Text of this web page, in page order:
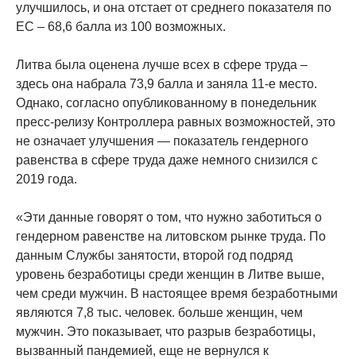
улучшилось, и она отстает от среднего показателя по
ЕС – 68,6 балла из 100 возможных.
Литва была оценена лучше всех в сфере труда –
здесь она набрала 73,9 балла и заняла 11-е место.
Однако, согласно опубликованному в понедельник
пресс-релизу Контроллера равных возможностей, это
не означает улучшения — показатель гендерного
равенства в сфере труда даже немного снизился с
2019 года.
«Эти данные говорят о том, что нужно заботиться о
гендерном равенстве на литовском рынке труда. По
данным Службы занятости, второй год подряд
уровень безработицы среди женщин в Литве выше,
чем среди мужчин. В настоящее время безработными
являются 7,8 тыс. человек. больше женщин, чем
мужчин. Это показывает, что разрыв безработицы,
вызванный пандемией, еще не вернулся к